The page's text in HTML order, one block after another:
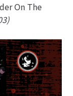
On The